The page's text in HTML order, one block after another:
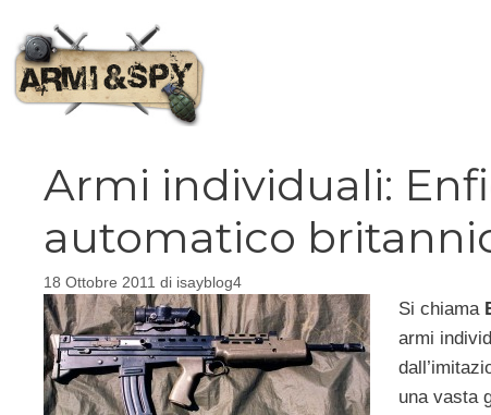
contenuto
Armi individuali:
automatico
18 Ottobre 2011 di isayblog4
Si chiama
armi
una vasta